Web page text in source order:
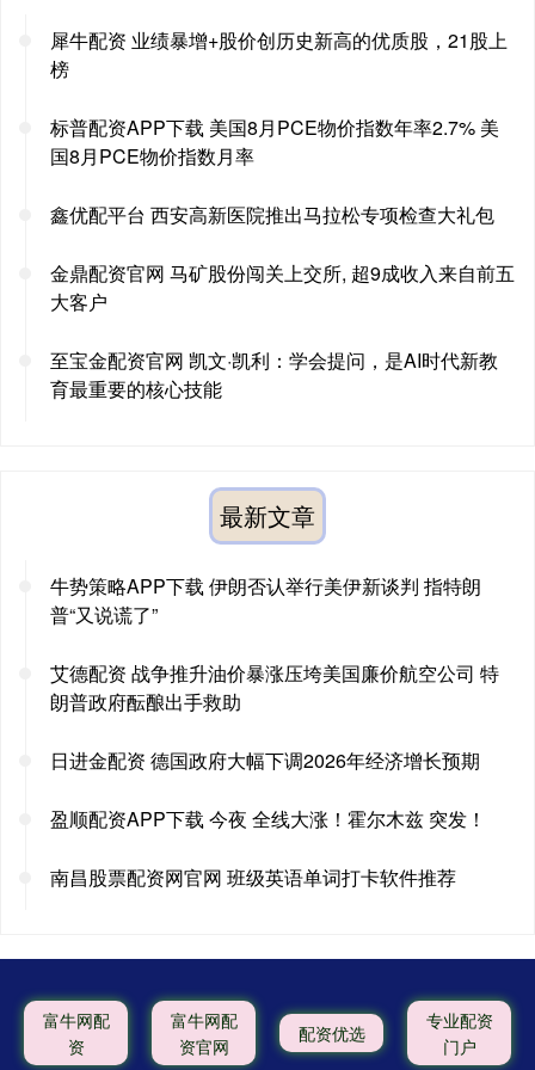
犀牛配资 业绩暴增+股价创历史新高的优质股，21股上
榜
标普配资APP下载 美国8月PCE物价指数年率2.7% 美
国8月PCE物价指数月率
鑫优配平台 西安高新医院推出马拉松专项检查大礼包
金鼎配资官网 马矿股份闯关上交所, 超9成收入来自前五
大客户
至宝金配资官网 凯文·凯利：学会提问，是AI时代新教
育最重要的核心技能
最新文章
牛势策略APP下载 伊朗否认举行美伊新谈判 指特朗
普“又说谎了”
艾德配资 战争推升油价暴涨压垮美国廉价航空公司 特
朗普政府酝酿出手救助
日进金配资 德国政府大幅下调2026年经济增长预期
盈顺配资APP下载 今夜 全线大涨！霍尔木兹 突发！
南昌股票配资网官网 班级英语单词打卡软件推荐
富牛网配
资
富牛网配
资官网
配资优选
专业配资
门户